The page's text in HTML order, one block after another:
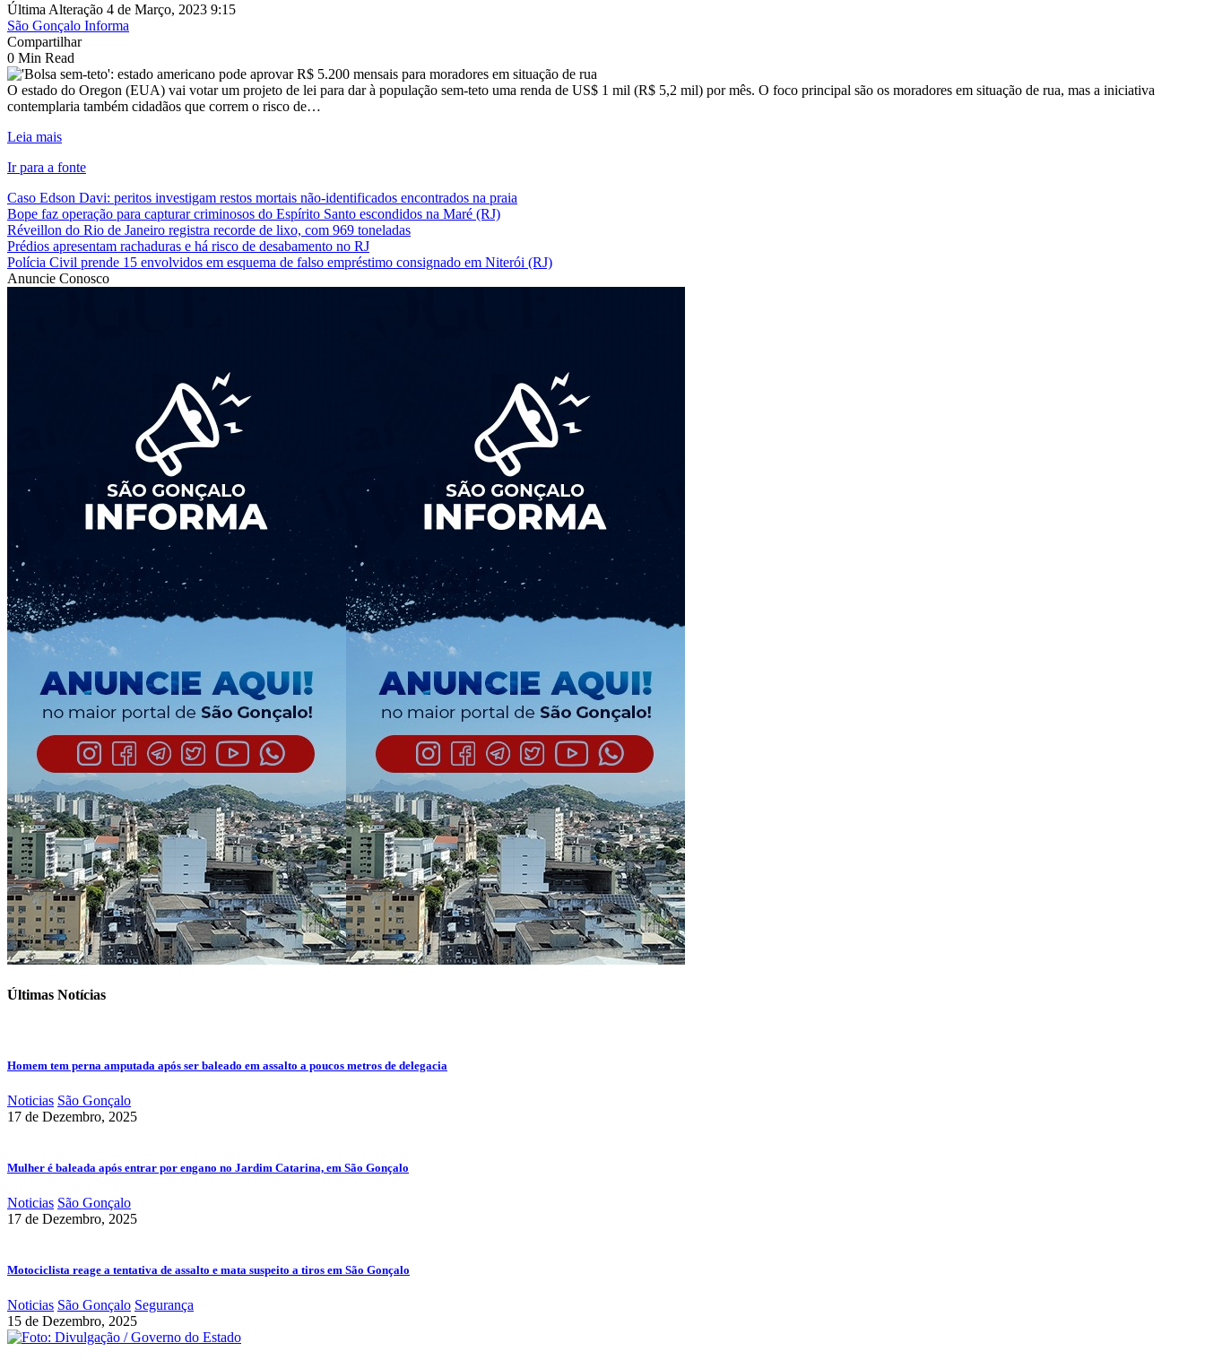
Última Alteração 4 de Março, 2023 9:15
São Gonçalo Informa
Compartilhar
0 Min Read
O estado do Oregon (EUA) vai votar um projeto de lei para dar à população sem-teto uma renda de US$ 1 mil (R$ 5,2 mil) por mês. O foco principal são os moradores em situação de rua, mas a iniciativa
contemplaria também cidadãos que correm o risco de…
Leia mais
Ir para a fonte
Caso Edson Davi: peritos investigam restos mortais não-identificados encontrados na praia
Bope faz operação para capturar criminosos do Espírito Santo escondidos na Maré (RJ)
Réveillon do Rio de Janeiro registra recorde de lixo, com 969 toneladas
Prédios apresentam rachaduras e há risco de desabamento no RJ
Polícia Civil prende 15 envolvidos em esquema de falso empréstimo consignado em Niterói (RJ)
Anuncie Conosco
Últimas Notícias
Homem tem perna amputada após ser baleado em assalto a poucos metros de delegacia
Noticias São Gonçalo
17 de Dezembro, 2025
Mulher é baleada após entrar por engano no Jardim Catarina, em São Gonçalo
Noticias São Gonçalo
17 de Dezembro, 2025
Motociclista reage a tentativa de assalto e mata suspeito a tiros em São Gonçalo
Noticias São Gonçalo Segurança
15 de Dezembro, 2025